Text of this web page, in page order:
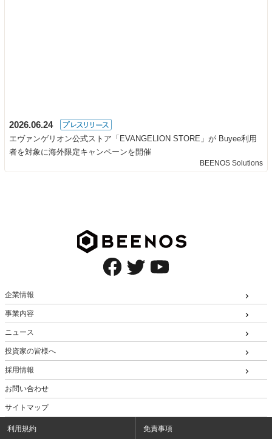
2026.06.24
エヴァンゲリオン公式ストア「EVANGELION STORE」が Buyee利用
者を対象に海外限定キャンペーンを開催
BEENOS Solutions
企業情報
事業内容
ニュース
投資家の皆様へ
採用情報
お問い合わせ
サイトマップ
利用規約 免責事項